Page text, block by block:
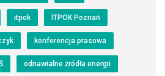
itpok ITPOK Poznań
konferencja prasowa
odnawialne źródła energii